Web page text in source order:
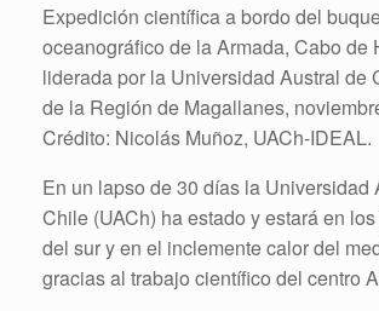
Expedición científica a bordo del
oceanográfico de la Armada, Cabo de
liderada por la Universidad Austral de
de la Región de Magallanes,
Crédito: Nicolás Muñoz, UACh-IDEAL.
En un lapso de 30 días la Universidad
Chile (UACh) ha estado y estará en
del sur y en el inclemente calor del
gracias al trabajo científico del centro